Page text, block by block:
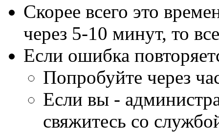
Скорее всего это
через 5-10 минут, то
Если ошибка
Попробуйте через
Если вы -
свяжитесь со